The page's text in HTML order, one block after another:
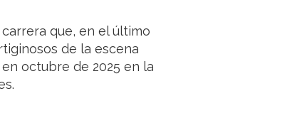
que, en el último
de la escena
octubre de 2025 en la